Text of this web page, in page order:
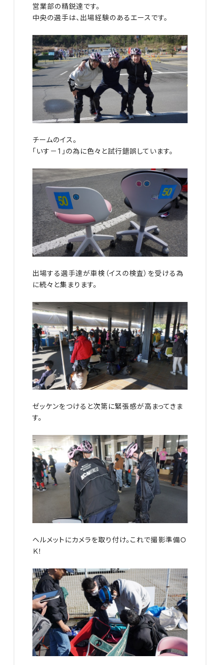
営業部の精鋭達です。
中央の選手は、出場経験のあるエースです。
チームのイス。
「いす－1」の為に色々と試行錯誤しています。
出場する選手達が車検（イスの検査）を受ける為
に続々と集まります。
ゼッケンをつけると次第に緊張感が高まってきま
す。
ヘルメットにカメラを取り付け。これで撮影準備Ｏ
Ｋ！